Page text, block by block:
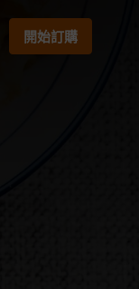
開始訂購